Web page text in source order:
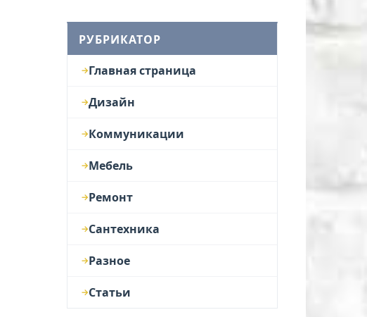
РУБРИКАТОР
Главная страница
Дизайн
Коммуникации
Мебель
Ремонт
Сантехника
Разное
Статьи